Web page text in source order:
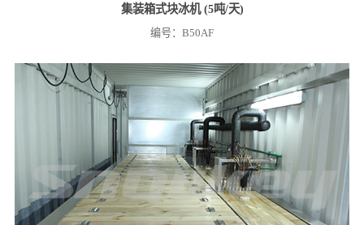
集装箱式块冰机 (5吨/天)
编号：B50AF